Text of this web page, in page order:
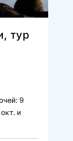
тур
9
и